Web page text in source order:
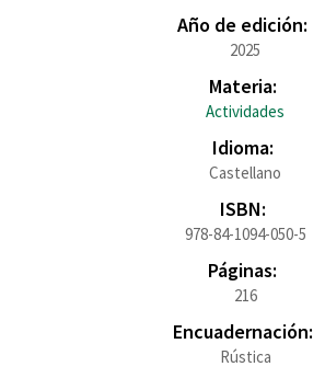
Año de edición:
2025
Materia:
Actividades
Idioma:
Castellano
ISBN:
978-84-1094-050-5
Páginas:
216
Encuadernación:
Rústica